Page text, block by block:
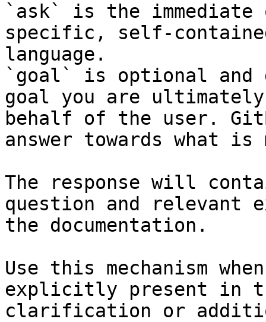
`ask` is the
specific, self-
language.
`goal` is optional and
goal you are
behalf of the user.
answer towards what
The response will
question and relevant
the documentation.
Use this mechanism
explicitly present in
clarification or